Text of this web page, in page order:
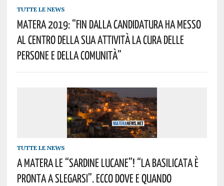
TUTTE LE NEWS
Matera 2019: “Fin Dalla Candidatura Ha Messo
Al Centro Della Sua Attività La Cura Delle
Persone E Della Comunità”
TUTTE LE NEWS
A Matera Le “Sardine Lucane”! “La Basilicata È
Pronta A Slegarsi”. Ecco Dove E Quando